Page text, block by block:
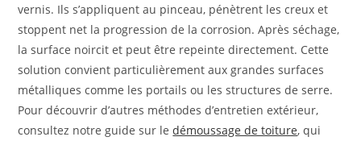
vernis. Ils s’appliquent au pinceau, pénètrent les creux et
stoppent net la progression de la corrosion. Après séchage,
la surface noircit et peut être repeinte directement. Cette
solution convient particulièrement aux grandes surfaces
métalliques comme les portails ou les structures de serre.
Pour découvrir d’autres méthodes d’entretien extérieur,
consultez notre guide sur ledémoussage de toiture, qui